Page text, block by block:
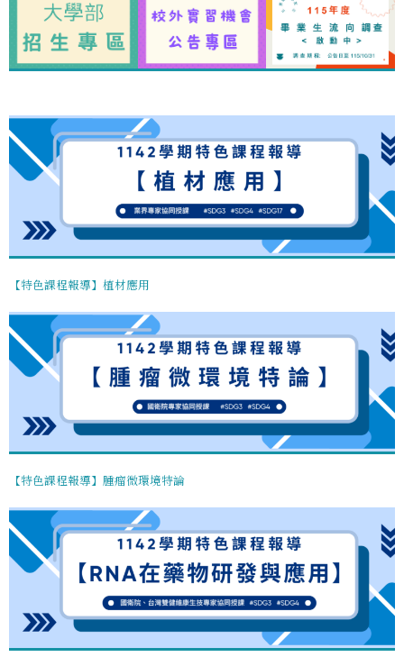
【特色課程報導】植材應用
【特色課程報導】腫瘤微環境特論